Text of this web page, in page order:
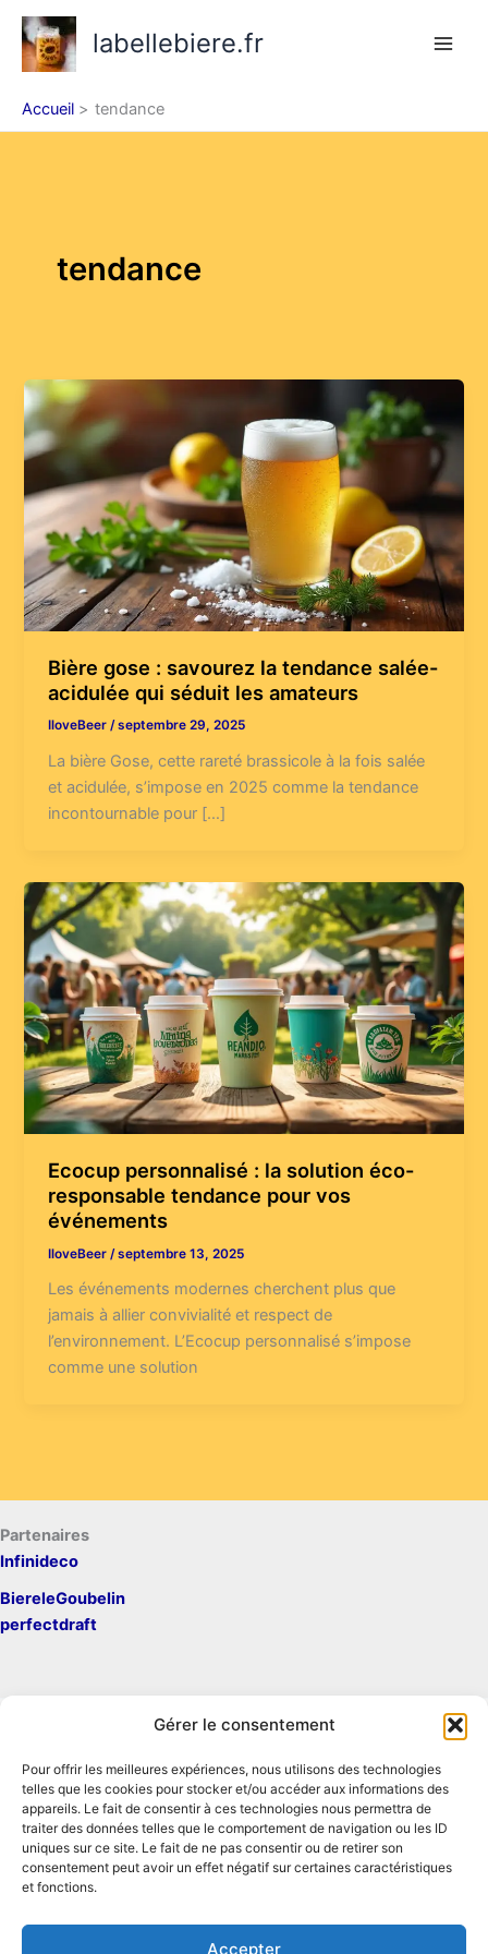
Gérer le consentement
Pour offrir les meilleures expériences, nous utilisons des technologies
telles que les cookies pour stocker et/ou accéder aux informations des
appareils. Le fait de consentir à ces technologies nous permettra de
traiter des données telles que le comportement de navigation ou les ID
uniques sur ce site. Le fait de ne pas consentir ou de retirer son
consentement peut avoir un effet négatif sur certaines caractéristiques
et fonctions.
Accepter
Aller
contenu
labellebiere.fr
Accueil tendance
tendance
Bière gose : savourez la tendance salée-
acidulée qui séduit les amateurs
IloveBeer/septembre 29, 2025
La bière Gose, cette rareté brassicole à la fois salée
et acidulée, s’impose en 2025 comme la tendance
incontournable pour […]
Ecocup personnalisé : la solution éco-
responsable tendance pour vos
événements
IloveBeer /septembre 13, 2025
Les événements modernes cherchent plus que
jamais à allier convivialité et respect de
l’environnement. L’Ecocup personnalisé s’impose
comme une solution
Partenaires
Infinideco
BiereleGoubelin
perfectdraft
Mentions légales
Contact
Conditions générales d'utilisation
Conditions générales de vente
Politique de cookies